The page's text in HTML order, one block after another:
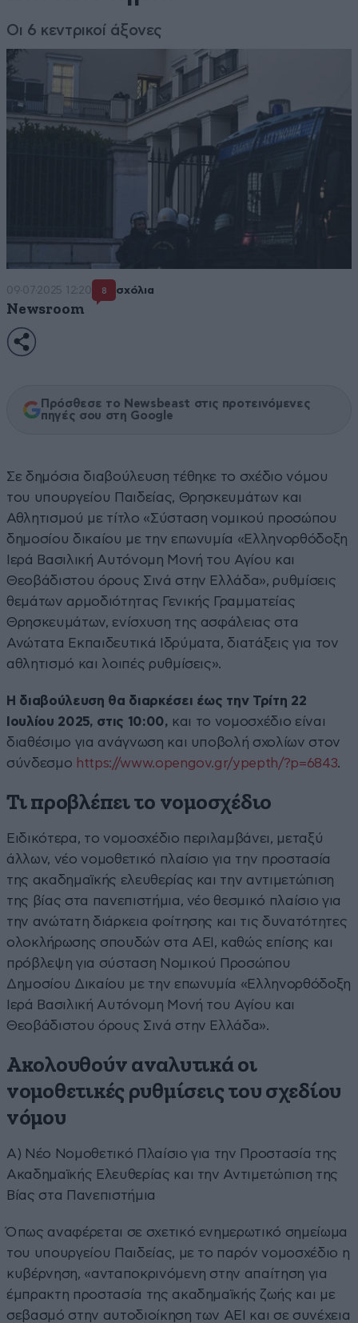
Οι 6 κεντρικοί άξονες
09·07·2025 12:20 8 σχόλια
Newsroom
Πρόσθεσε το Newsbeast στις προτεινόμενες
πηγές σου στη Google
Σε δημόσια διαβούλευση τέθηκε το σχέδιο νόμου
του υπουργείου Παιδείας, Θρησκευμάτων και
Αθλητισμού με τίτλο «Σύσταση νομικού προσώπου
δημοσίου δικαίου με την επωνυμία «Ελληνορθόδοξη
Ιερά Βασιλική Αυτόνομη Μονή του Αγίου και
Θεοβάδιστου όρους Σινά στην Ελλάδα», ρυθμίσεις
θεμάτων αρμοδιότητας Γενικής Γραμματείας
Θρησκευμάτων, ενίσχυση της ασφάλειας στα
Ανώτατα Εκπαιδευτικά Ιδρύματα, διατάξεις για τον
αθλητισμό και λοιπές ρυθμίσεις».
Η διαβούλευση θα διαρκέσει έως την Τρίτη 22
Ιουλίου 2025, στις 10:00, και το νομοσχέδιο είναι
διαθέσιμο για ανάγνωση και υποβολή σχολίων στον
σύνδεσμο https://www.opengov.gr/ypepth/?p=6843.
Τι προβλέπει το νομοσχέδιο
Ειδικότερα, το νομοσχέδιο περιλαμβάνει, μεταξύ
άλλων, νέο νομοθετικό πλαίσιο για την προστασία
της ακαδημαϊκής ελευθερίας και την αντιμετώπιση
της βίας στα πανεπιστήμια, νέο θεσμικό πλαίσιο για
την ανώτατη διάρκεια φοίτησης και τις δυνατότητες
ολοκλήρωσης σπουδών στα ΑΕΙ, καθώς επίσης και
πρόβλεψη για σύσταση Νομικού Προσώπου
Δημοσίου Δικαίου με την επωνυμία «Ελληνορθόδοξη
Ιερά Βασιλική Αυτόνομη Μονή του Αγίου και
Θεοβάδιστου όρους Σινά στην Ελλάδα».
Ακολουθούν αναλυτικά οι
νομοθετικές ρυθμίσεις του σχεδίου
νόμου
Α) Νέο Νομοθετικό Πλαίσιο για την Προστασία της
Ακαδημαϊκής Ελευθερίας και την Αντιμετώπιση της
Βίας στα Πανεπιστήμια
Όπως αναφέρεται σε σχετικό ενημερωτικό σημείωμα
του υπουργείου Παιδείας, με το παρόν νομοσχέδιο η
κυβέρνηση, «ανταποκρινόμενη στην απαίτηση για
έμπρακτη προστασία της ακαδημαϊκής ζωής και με
σεβασμό στην αυτοδιοίκηση των ΑΕΙ και σε συνέχεια